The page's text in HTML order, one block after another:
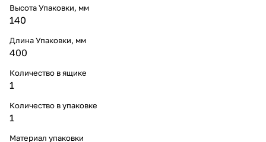
Высота Упаковки, мм
140
Длина Упаковки, мм
400
Количество в ящике
1
Количество в упаковке
1
Материал упаковки